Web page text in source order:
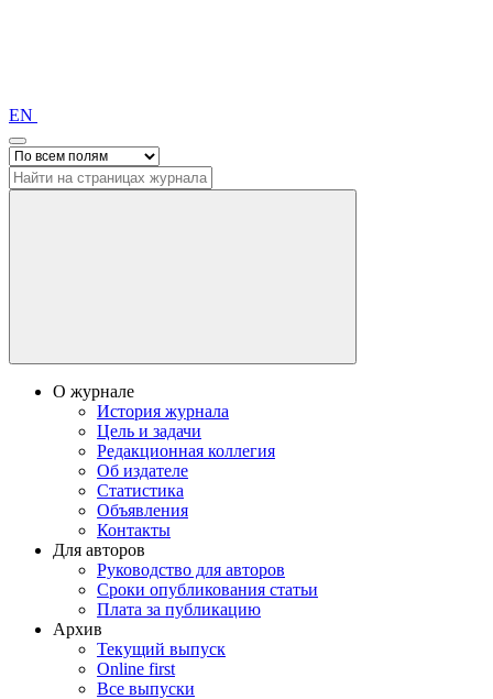
EN
О журнале
История журнала
Цель и задачи
Редакционная коллегия
Об издателе
Статистика
Объявления
Контакты
Для авторов
Руководство для авторов
Сроки опубликования статьи
Плата за публикацию
Архив
Текущий выпуск
Online first
Все выпуски